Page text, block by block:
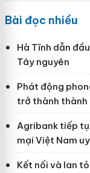
Bài đọc nhiều
Hà Tĩnh dẫn
Tây nguyên
Phát động
trở thành thành
Agribank tiếp
mại Việt Nam
Kết nối và lan